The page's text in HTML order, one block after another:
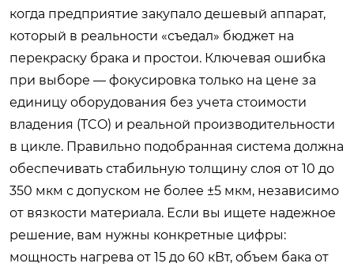
когда предприятие закупало дешевый аппарат,
который в реальности «съедал» бюджет на
перекраску брака и простои. Ключевая ошибка
при выборе — фокусировка только на цене за
единицу оборудования без учета стоимости
владения (TCO) и реальной производительности
в цикле. Правильно подобранная система должна
обеспечивать стабильную толщину слоя от 10 до
350 мкм с допуском не более ±5 мкм, независимо
от вязкости материала. Если вы ищете надежное
решение, вам нужны конкретные цифры:
мощность нагрева от 15 до 60 кВт, объем бака от